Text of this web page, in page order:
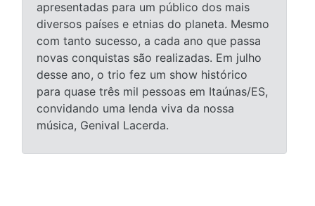
apresentadas para um público dos mais
diversos países e etnias do planeta. Mesmo
com tanto sucesso, a cada ano que passa
novas conquistas são realizadas. Em julho
desse ano, o trio fez um show histórico
para quase três mil pessoas em Itaúnas/ES,
convidando uma lenda viva da nossa
música, Genival Lacerda.